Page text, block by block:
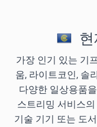
가장 인기 있는 기
움, 라이트코인, 솔
다양한 일상용품
스트리밍 서비스
기술 기기 또는 도